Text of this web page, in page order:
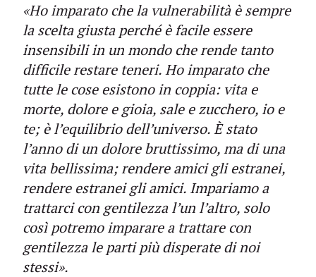
«Ho imparato che la vulnerabilità è sempre
la scelta giusta perché è facile essere
insensibili in un mondo che rende tanto
difficile restare teneri. Ho imparato che
tutte le cose esistono in coppia: vita e
morte, dolore e gioia, sale e zucchero, io e
te; è l’equilibrio dell’universo. È stato
l’anno di un dolore bruttissimo, ma di una
vita bellissima; rendere amici gli estranei,
rendere estranei gli amici. Impariamo a
trattarci con gentilezza l’un l’altro, solo
così potremo imparare a trattare con
gentilezza le parti più disperate di noi
stessi».